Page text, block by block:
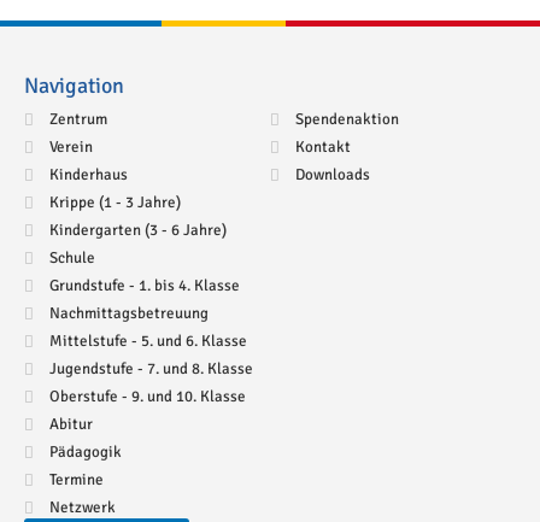
Navigation
Zentrum
Verein
Kinderhaus
Krippe (1 - 3 Jahre)
Kindergarten (3 - 6 Jahre)
Schule
Grundstufe - 1. bis 4. Klasse
Nachmittagsbetreuung
Mittelstufe - 5. und 6. Klasse
Jugendstufe - 7. und 8. Klasse
Oberstufe - 9. und 10. Klasse
Abitur
Pädagogik
Termine
Netzwerk
Spendenaktion
Kontakt
Downloads